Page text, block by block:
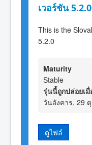
เวอร์ชัน
This is the
5.2.0
Maturity
Stable
รุ่นนี้ถูกปล่อยเมื่
วันอังคาร, 29
ดูไฟล์